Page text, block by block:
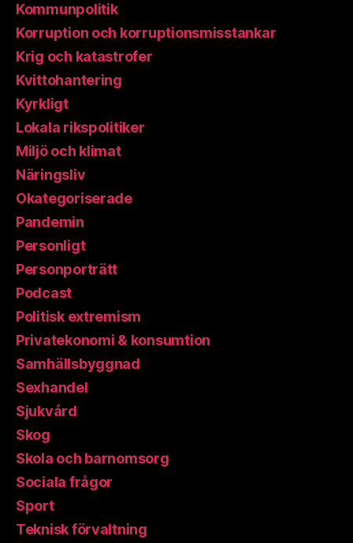
Kommunpolitik
Korruption och korruptionsmisstankar
Krig och katastrofer
Kvittohantering
Kyrkligt
Lokala rikspolitiker
Miljö och klimat
Näringsliv
Okategoriserade
Pandemin
Personligt
Personporträtt
Podcast
Politisk extremism
Privatekonomi & konsumtion
Samhällsbyggnad
Sexhandel
Sjukvård
Skog
Skola och barnomsorg
Sociala frågor
Sport
Teknisk förvaltning